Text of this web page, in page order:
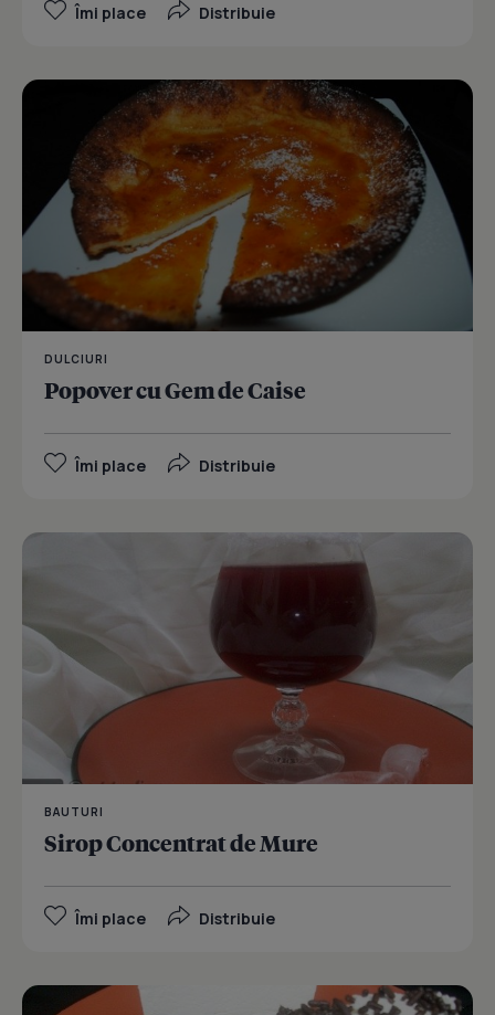
Îmi place Distribuie
DULCIURI
Popover cu Gem de Caise
Îmi place Distribuie
BAUTURI
Sirop Concentrat de Mure
Îmi place Distribuie